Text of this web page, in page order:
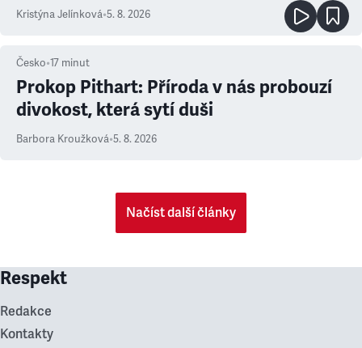
Kristýna Jelínková•5. 8. 2026
Česko•17 minut
Prokop Pithart: Příroda v nás probouzí
divokost, která sytí duši
Barbora Kroužková•5. 8. 2026
Načíst další články
Respekt
Redakce
Kontakty